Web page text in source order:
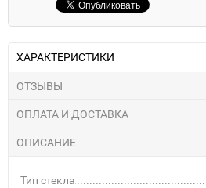
ХАРАКТЕРИСТИКИ
ОТЗЫВЫ
ОПЛАТА И ДОСТАВКА
ОПИСАНИЕ
Тип стекла